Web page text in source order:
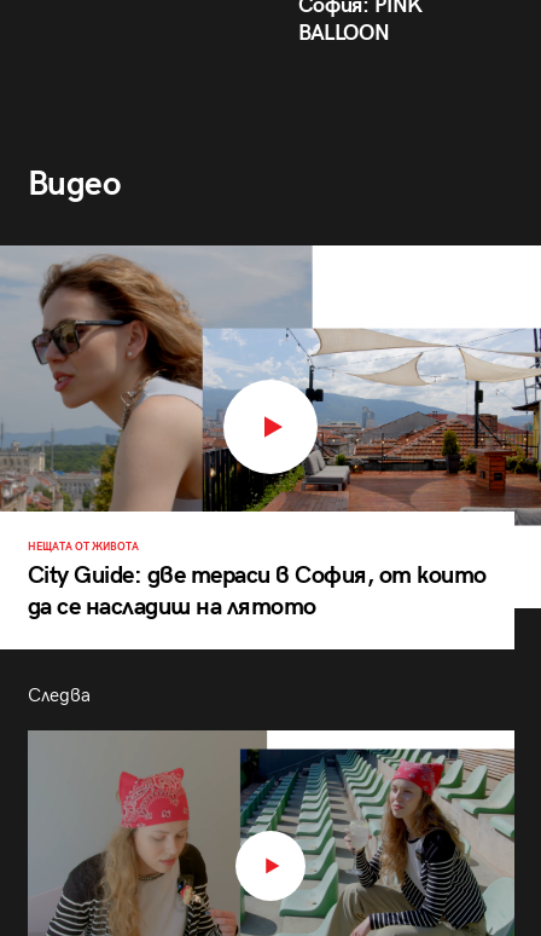
София: PINK
BALLOON
Видео
НЕЩАТА ОТ ЖИВОТА
City Guide: две тераси в София, от които
да се насладиш на лятото
Следва